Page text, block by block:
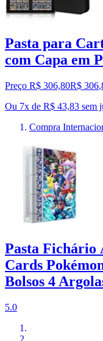
Pasta para
com Capa em
Preço R$ 306,80R$ 306,
Ou 7x de R$ 43,83 sem
Compra
Pasta Fichário
Cards
Bolsos 4
5.0